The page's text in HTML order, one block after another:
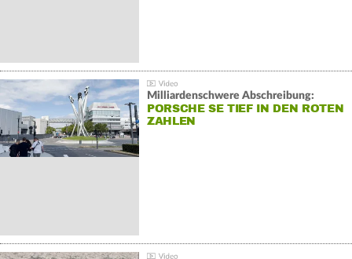
Milliardenschwere Abschreibung:
PORSCHE SE TIEF IN DEN ROTEN
ZAHLEN